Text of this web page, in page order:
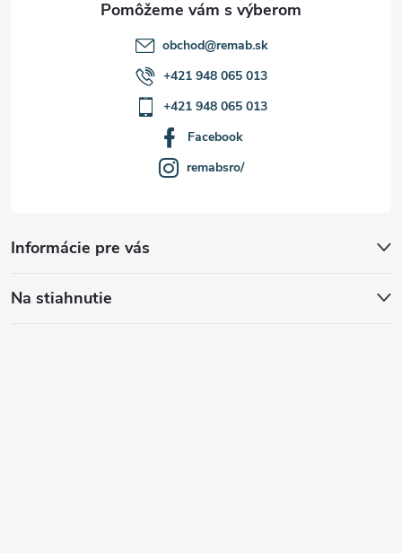
Informácie pre vás
Na stiahnutie
obchod@remab.sk
+421 948 065 013
+421 948 065 013
Facebook
remabsro/